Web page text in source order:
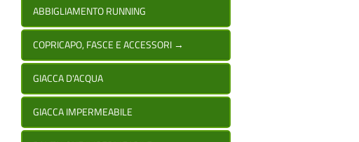
ABBIGLIAMENTO RUNNING
COPRICAPO, FASCE E ACCESSORI →
GIACCA D'ACQUA
GIACCA IMPERMEABILE